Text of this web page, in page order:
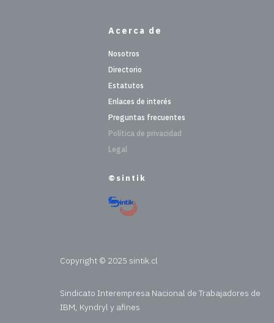
Acerca de
Nosotros
Directorio
Estatutos
Enlaces de interés
Preguntas frecuentes
Política de privacidad
Legal
©sintik
Copyright © 2025 sintik.cl
Sindicato Interempresa Nacional de Trabajadores de
IBM, Kyndryl y afines